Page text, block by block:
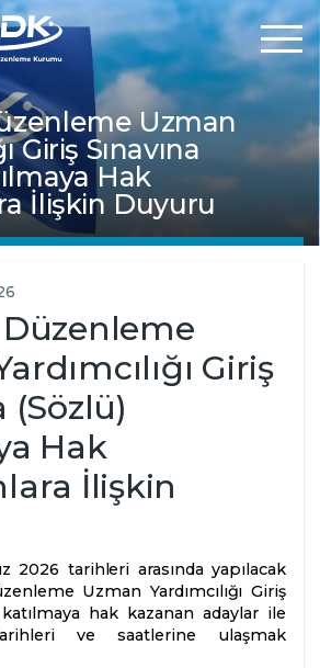
Uzman
Giriş Sınavına
Hak
İlişkin Duyuru
Giriş
(Sözlü)
Hak
İlişkin
2026 tarihleri arasında yapılacak
Uzman Yardımcılığı Giriş
katılmaya hak kazanan adaylar ile
ve saatlerine ulaşmak